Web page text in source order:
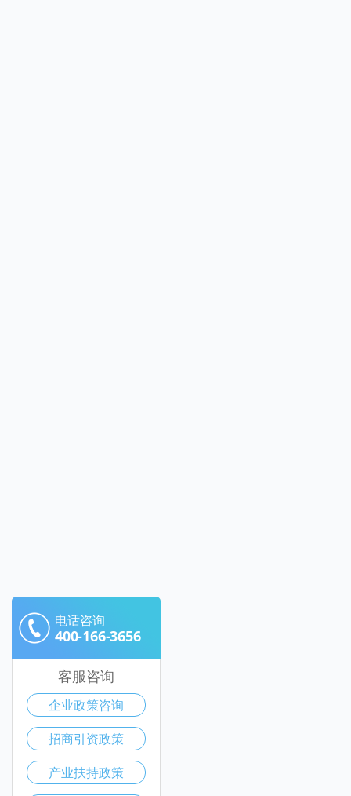
电话咨询
400-166-3656
客服咨询
企业政策咨询
招商引资政策
产业扶持政策